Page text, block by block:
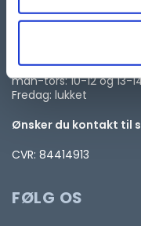
Telefontid:
man-tors: 10-12 og 13-
Fredag: lukket
Ønsker du kontakt til
CVR: 84414913
FØLG OS